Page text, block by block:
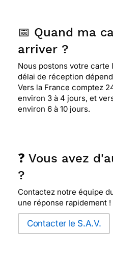
📅 Quand ma
arriver ?
Nous postons votre carte
délai de réception
Vers la France comptez
environ 3 à 4 jours, et
environ 6 à 10 jours.
❓ Vous avez
?
Contactez notre équipe
une réponse rapidement !
Contacter le S.A.V.